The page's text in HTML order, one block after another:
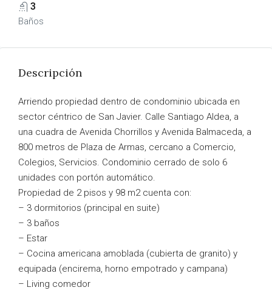
3
Baños
Descripción
Arriendo propiedad dentro de condominio ubicada en
sector céntrico de San Javier. Calle Santiago Aldea, a
una cuadra de Avenida Chorrillos y Avenida Balmaceda, a
800 metros de Plaza de Armas, cercano a Comercio,
Colegios, Servicios. Condominio cerrado de solo 6
unidades con portón automático.
Propiedad de 2 pisos y 98 m2 cuenta con:
– 3 dormitorios (principal en suite)
– 3 baños
– Estar
– Cocina americana amoblada (cubierta de granito) y
equipada (encirema, horno empotrado y campana)
– Living comedor